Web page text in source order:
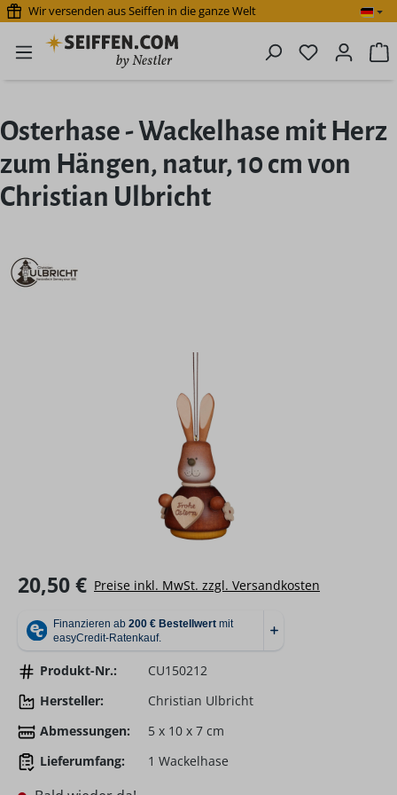
Zum Hauptinhalt springen
Wir versenden aus Seiffen in die ganze Welt
Du hast 0
Osterhase - Wackelhase mit Herz
zum Hängen, natur, 10 cm von
Christian Ulbricht
Regulärer Preis:
20,50 € Preise inkl. MwSt. zzgl. Versandkosten
Produkt-Nr.:
CU150212
Hersteller:
Christian Ulbricht
Abmessungen:
5 x 10 x 7 cm
Lieferumfang:
1 Wackelhase